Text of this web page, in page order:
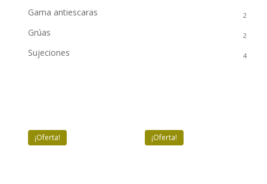
Gama antiescaras 2
Grúas 2
Sujeciones 4
¡Oferta! ¡Oferta!